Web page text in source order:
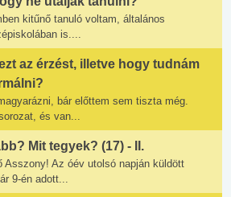
kitűnő tanuló voltam, általános
is....
az érzést, illetve hogy tudnám
bár előttem sem tiszta még.
és van...
Mit tegyek? (17) - II.
Asszony! Az óév utolsó napján küldött
9-én adott...